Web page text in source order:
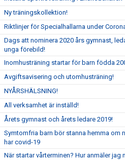
Ny träningskollektion!
Riktlinjer för Specialhallarna under
Dags att nominera 2020 års gymnast,
unga förebild!
Inomhusträning startar för barn födda
Avgiftsavisering och utomhusträning!
NYÅRSHÄLSNING!
All verksamhet är inställd!
Årets gymnast och årets ledare 2019!
Symtomfria barn bör stanna hemma om
har covid-19
När startar vårterminen? Hur anmäler jag